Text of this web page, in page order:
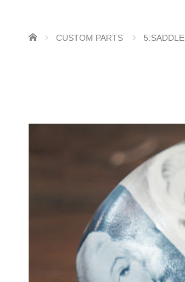
ホーム CUSTOM PARTS 5:SADDLE